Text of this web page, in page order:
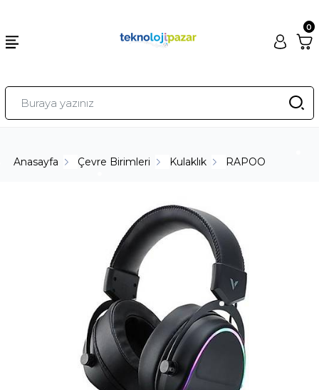
0
Anasayfa Çevre Birimleri Kulaklık RAPOO